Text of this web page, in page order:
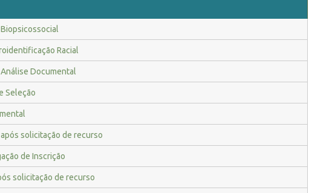
Racial
Análise Documental
Seleção
após solicitação de recurso
de Inscrição
solicitação de recurso